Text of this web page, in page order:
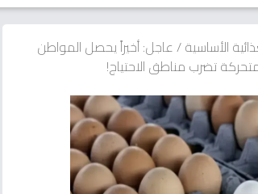
الأساسية/عاجل: أخيراً يحصل المواطن